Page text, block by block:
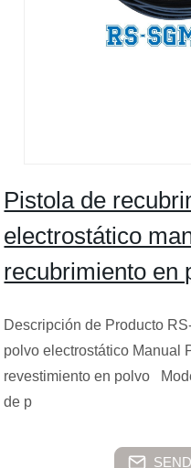
Pistola de
electrostático
recubrimiento en
Descripción de Producto
polvo electrostático Manual
revestimiento en polvo
de p